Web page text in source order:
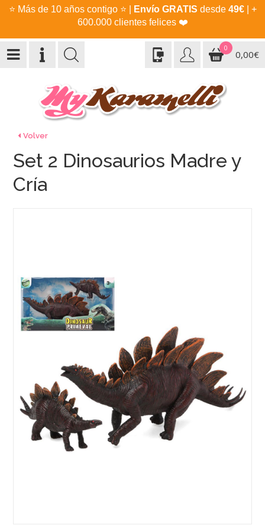
⭐ Más de 10 años contigo ⭐ Envío GRATIS desde 49€| +
600.000 clientes felices ❤️
0
0,00€
Volver
Set 2 Dinosaurios Madre y
Cría